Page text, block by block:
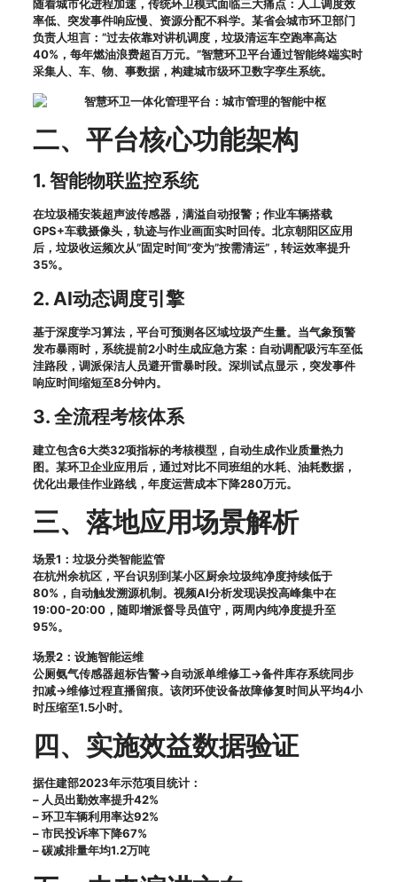
随着城市化进程加速，传统环卫模式面临三大痛点：人工调度效
率低、突发事件响应慢、资源分配不科学。某省会城市环卫部门
负责人坦言：”过去依靠对讲机调度，垃圾清运车空跑率高达
40%，每年燃油浪费超百万元。”智慧环卫平台通过智能终端实时
采集人、车、物、事数据，构建城市级环卫数字孪生系统。
二、平台核心功能架构
1. 智能物联监控系统
在垃圾桶安装超声波传感器，满溢自动报警；作业车辆搭载
GPS+车载摄像头，轨迹与作业画面实时回传。北京朝阳区应用
后，垃圾收运频次从”固定时间”变为”按需清运”，转运效率提升
35%。
2. AI动态调度引擎
基于深度学习算法，平台可预测各区域垃圾产生量。当气象预警
发布暴雨时，系统提前2小时生成应急方案：自动调配吸污车至低
洼路段，调派保洁人员避开雷暴时段。深圳试点显示，突发事件
响应时间缩短至8分钟内。
3. 全流程考核体系
建立包含6大类32项指标的考核模型，自动生成作业质量热力
图。某环卫企业应用后，通过对比不同班组的水耗、油耗数据，
优化出最佳作业路线，年度运营成本下降280万元。
三、落地应用场景解析
场景1：垃圾分类智能监管
在杭州余杭区，平台识别到某小区厨余垃圾纯净度持续低于
80%，自动触发溯源机制。视频AI分析发现误投高峰集中在
19:00-20:00，随即增派督导员值守，两周内纯净度提升至
95%。
场景2：设施智能运维
公厕氨气传感器超标告警→自动派单维修工→备件库存系统同步
扣减→维修过程直播留痕。该闭环使设备故障修复时间从平均4小
时压缩至1.5小时。
四、实施效益数据验证
据住建部2023年示范项目统计：
– 人员出勤效率提升42%
– 环卫车辆利用率达92%
– 市民投诉率下降67%
– 碳减排量年均1.2万吨